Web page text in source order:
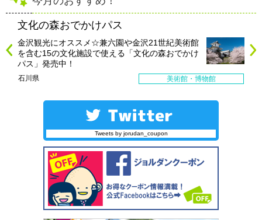
文化の森おでかけパス
金沢観光にオススメ☆兼六園や金沢21世紀美術館
を含む15の文化施設で使える「文化の森おでかけ
パス」発売中！
石川県 美術館・博物館
Tweets by jorudan_coupon